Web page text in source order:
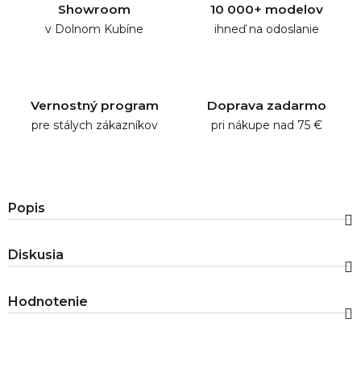
Showroom
v Dolnom Kubíne
10 000+ modelov
ihneď na odoslanie
Vernostný program
pre stálych zákazníkov
Doprava zadarmo
pri nákupe nad 75 €
Popis
Diskusia
Hodnotenie